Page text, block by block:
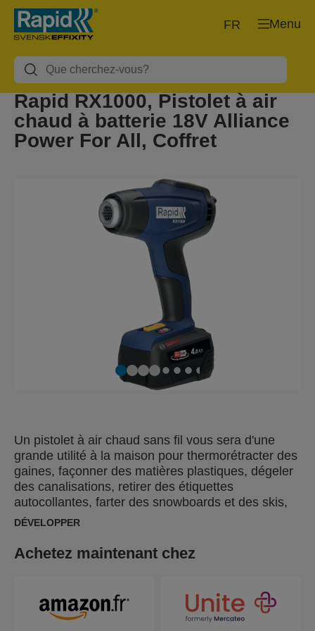
Menu
FR
Rapid RX1000, Pistolet à air
chaud à batterie 18V Alliance
Power For All, Coffret
Un pistolet à air chaud sans fil vous sera d'une
grande utilité à la maison pour thermorétracter des
gaines, façonner des matières plastiques, dégeler
des canalisations, retirer des étiquettes
autocollantes, farter des snowboards et des skis,
ou pourquoi pas pour enlever les mauvaises
atteint rapidement 550 °C, ce qui couvre la plupart
de charge de la batterie. Une caractéristique
unique permettant de retirer facilement la buse,
encore chaude, sans se brûler offre une sécurité
DÉVELOPPER
Achetez maintenant chez